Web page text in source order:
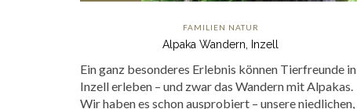
FAMILIEN NATUR
Alpaka Wandern, Inzell
Ein ganz besonderes Erlebnis können Tierfreunde in
Inzell erleben – und zwar das Wandern mit Alpakas.
Wir haben es schon ausprobiert – unsere niedlichen,